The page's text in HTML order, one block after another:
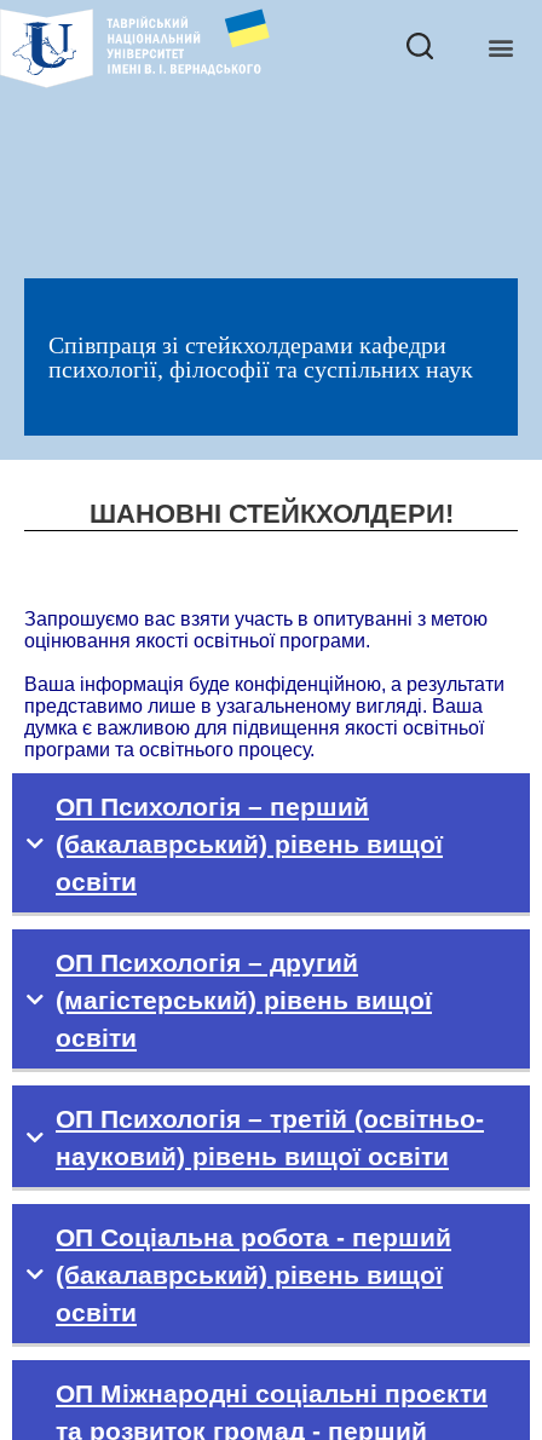
Співпраця зі стейкхолдерами кафедри
психології, філософії та суспільних наук
ШАНОВНІ СТЕЙКХОЛДЕРИ!
Запрошуємо вас взяти участь в опитуванні з метою
оцінювання якості освітньої програми.
Ваша інформація буде конфіденційною, а результати
представимо лише в узагальненому вигляді. Ваша
думка є важливою для підвищення якості освітньої
програми та освітнього процесу.
ОП Психологія – перший
(бакалаврський) рівень вищої
освіти
ОП Психологія – другий
(магістерський) рівень вищої
освіти
ОП Психологія – третій (освітньо-
науковий) рівень вищої освіти
ОП Соціальна робота - перший
(бакалаврський) рівень вищої
освіти
ОП Міжнародні соціальні проєкти
та розвиток громад - перший